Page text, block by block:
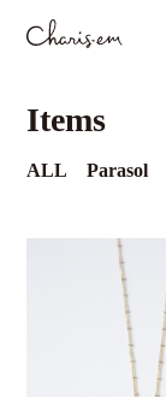
Items
ALL Parasol